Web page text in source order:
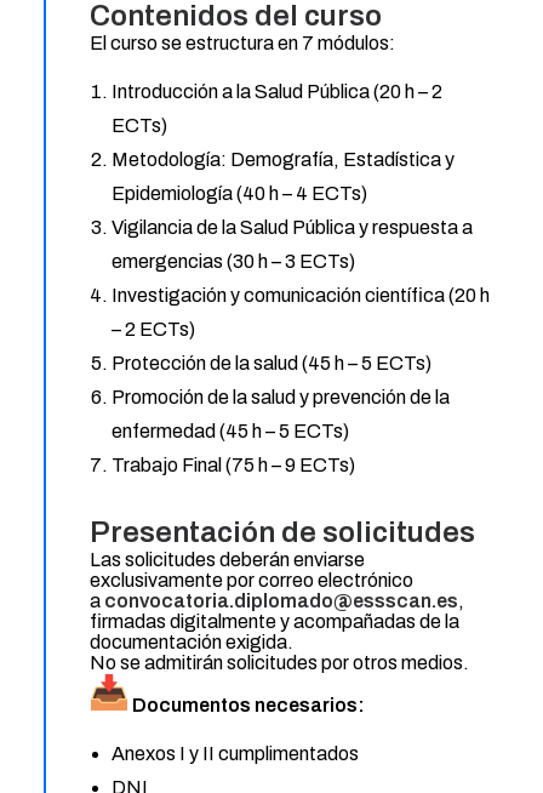
Contenidos del curso
El curso se estructura en 7 módulos:
Introducción a la Salud Pública (20 h – 2
ECTs)
Metodología: Demografía, Estadística y
Epidemiología (40 h – 4 ECTs)
Vigilancia de la Salud Pública y respuesta a
emergencias (30 h – 3 ECTs)
Investigación y comunicación científica (20 h
– 2 ECTs)
Protección de la salud (45 h – 5 ECTs)
Promoción de la salud y prevención de la
enfermedad (45 h – 5 ECTs)
Trabajo Final (75 h – 9 ECTs)
Presentación de solicitudes
Las solicitudes deberán enviarse
exclusivamente por correo electrónico
a convocatoria.diplomado@essscan.es,
firmadas digitalmente y acompañadas de la
documentación exigida.
No se admitirán solicitudes por otros medios.
Documentos necesarios:
Anexos I y II cumplimentados
DNI